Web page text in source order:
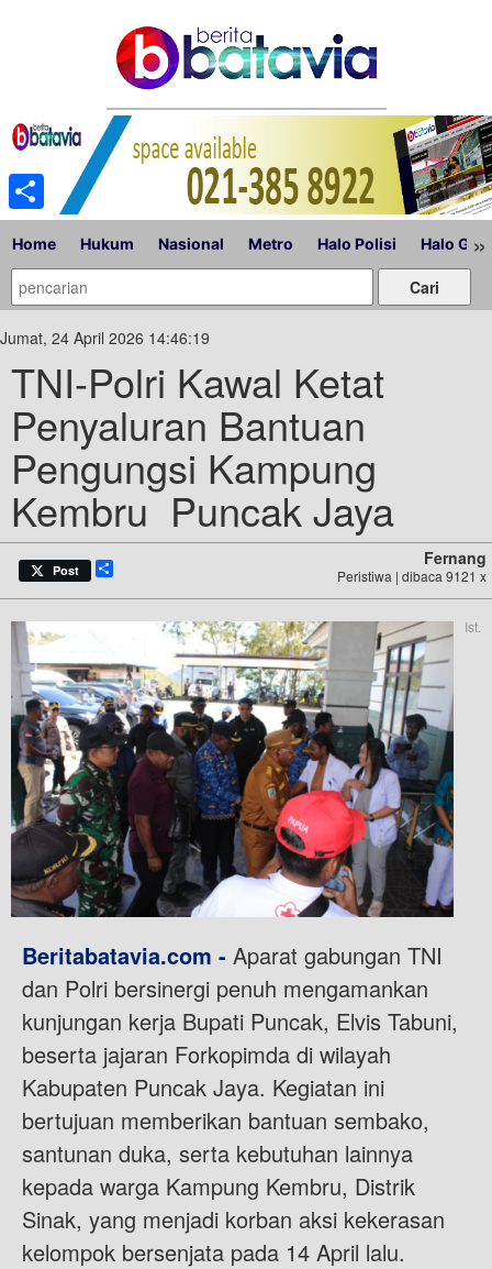
Home Hukum Nasional Metro Halo Polisi Halo »
Jumat, 24 April 2026 14:46:19
TNI-Polri Kawal Ketat
Penyaluran Bantuan
Pengungsi Kampung
Kembru Puncak Jaya
Post
Fernang
Peristiwa | dibaca 9121 x
Ist.
Beritabatavia.com - Aparat gabungan TNI
dan Polri bersinergi penuh mengamankan
kunjungan kerja Bupati Puncak, Elvis Tabuni,
beserta jajaran Forkopimda di wilayah
Kabupaten Puncak Jaya. Kegiatan ini
bertujuan memberikan bantuan sembako,
santunan duka, serta kebutuhan lainnya
kepada warga Kampung Kembru, Distrik
Sinak, yang menjadi korban aksi kekerasan
kelompok bersenjata pada 14 April lalu.
Share